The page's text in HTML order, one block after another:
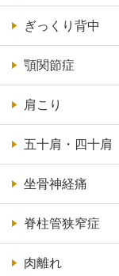
ぎっくり背中
顎関節症
肩こり
五十肩・四十肩
坐骨神経痛
脊柱管狭窄症
肉離れ